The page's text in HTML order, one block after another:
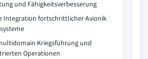
und Fähigkeitsverbesserung
Integration fortschrittlicher Avionik
Kriegsführung und
Operationen